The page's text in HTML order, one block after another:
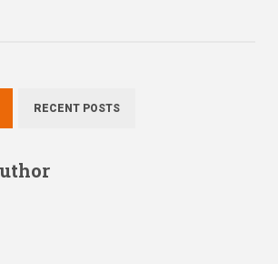
RECENT POSTS